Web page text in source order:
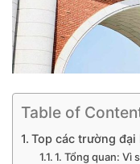
Table of
Top các trường
1. Tổng quan: Vì